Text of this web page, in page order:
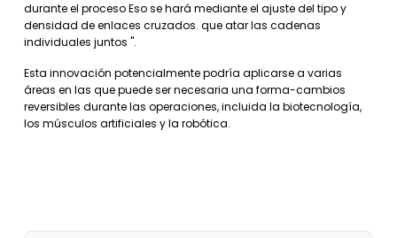
durante el proceso Eso se hará mediante el ajuste del tipo y
densidad de enlaces cruzados. que atar las cadenas
individuales juntos ".
Esta innovación potencialmente podría aplicarse a varias
áreas en las que puede ser necesaria una forma-cambios
reversibles durante las operaciones, incluida la biotecnología,
los músculos artificiales y la robótica.